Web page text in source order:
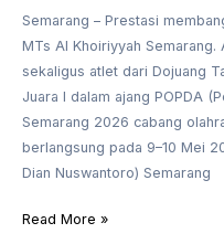
Semarang – Prestasi
MTs Al Khoiriyyah Semarang.
sekaligus atlet dari Dojuang
Juara I dalam ajang POPDA
Semarang 2026 cabang
berlangsung pada 9–10 Mei
Dian Nuswantoro) Semarang
Read More »